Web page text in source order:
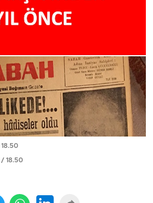
/ 18.50